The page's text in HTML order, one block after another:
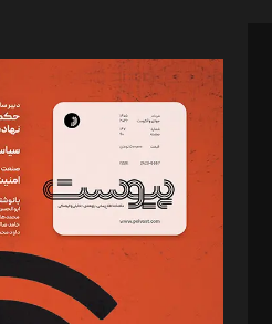
مدیر مسئول: محمدباقر اثنی‌عشری
سردبیر: مهرک محمودی
دبیر تحریریه: میثم قاسمی
د‌بیر ناداستان: سمانه سمیع
د‌بیر خدمت و تجارت: ابوالفضل رجبی
د‌بیر حقوق فناوری: حسام‌الدین ایپکچی
د‌بیر پیوست جهان: مینا پاکدل
د‌بیر تحریریه آنلاین: بابک نقاش
تحریریه‌: مجتبی محمود‌ی، آرش برهمند،